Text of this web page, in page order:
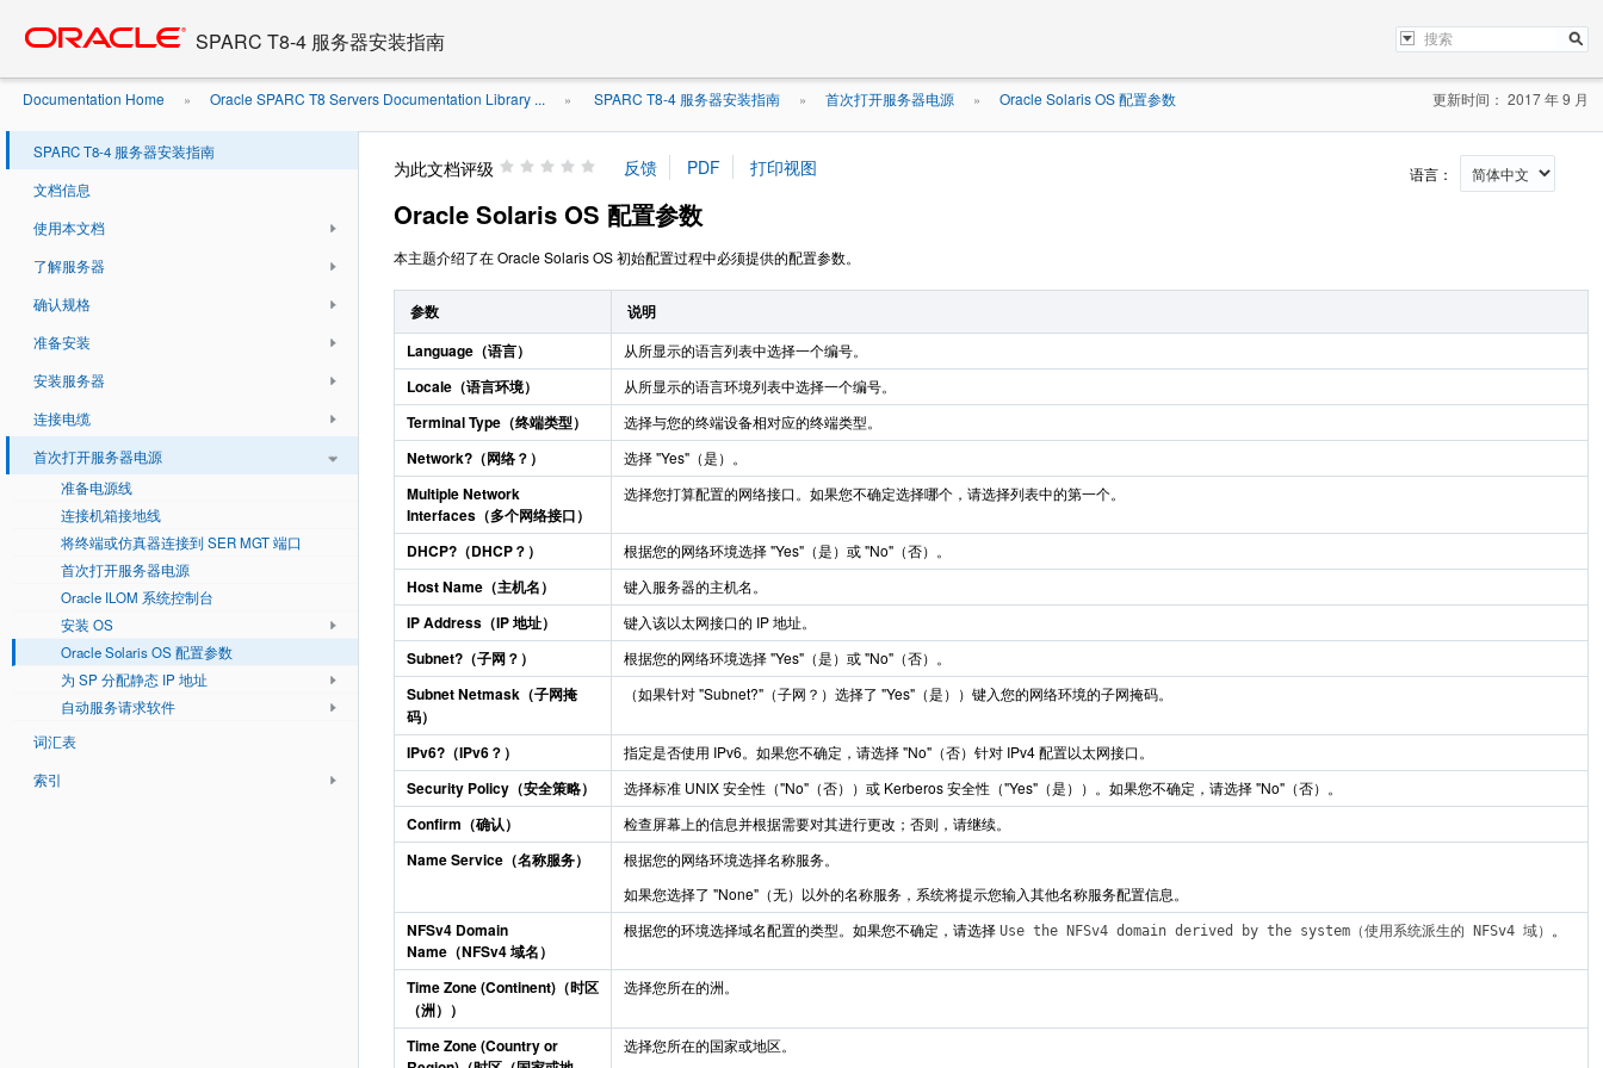
content
SPARC T8-4 服务器安装指南
Documentation Home » Oracle SPARC T8 Servers Documentation Library ... » SPARC T8-4 服务器安装指南 » 首次打开服务器电源 » Oracle Solaris OS 配置参数 更新时间： 2017 年 9 月
SPARC T8-4 服务器安装指南
文档信息
使用本文档
了解服务器
确认规格
准备安装
安装服务器
连接电缆
首次打开服务器电源
准备电源线
连接机箱接地线
将终端或仿真器连接到 SER MGT 端口
首次打开服务器电源
Oracle ILOM 系统控制台
安装 OS
Oracle Solaris OS 配置参数
为 SP 分配静态 IP 地址
自动服务请求软件
词汇表
索引
为此文档评级 语言：
Oracle Solaris OS 配置参数
本主题介绍了在 Oracle Solaris OS 初始配置过程中必须提供的配置参数。
参数
说明
Language（语言）
从所显示的语言列表中选择一个编号。
Locale（语言环境） 从所显示的语言环境列表中选择一个编号。
Terminal Type（终端类型） 选择与您的终端设备相对应的终端类型。
Network?（网络？） 选择 "Yes"（是）。
Multiple Network
Interfaces（多个网络接口）
选择您打算配置的网络接口。如果您不确定选择哪个，请选择列表中的第一个。
DHCP?（DHCP？） 根据您的网络环境选择 "Yes"（是）或 "No"（否）。
Host Name（主机名） 键入服务器的主机名。
IP Address（IP 地址） 键入该以太网接口的 IP 地址。
Subnet?（子网？） 根据您的网络环境选择 "Yes"（是）或 "No"（否）。
Subnet Netmask（子网掩
码）
（如果针对 "Subnet?"（子网？）选择了 "Yes"（是））键入您的网络环境的子网掩码。
IPv6?（IPv6？） 指定是否使用 IPv6。如果您不确定，请选择 "No"（否）针对 IPv4 配置以太网接口。
Security Policy（安全策略） 选择标准 UNIX 安全性（"No"（否））或 Kerberos 安全性（"Yes"（是））。如果您不确定，请选择 "No"（否）。
Confirm（确认） 检查屏幕上的信息并根据需要对其进行更改；否则，请继续。
Name Service（名称服务）
根据您的网络环境选择名称服务。
如果您选择了 "None"（无）以外的名称服务，系统将提示您输入其他名称服务配置信息。
NFSv4 Domain
Name（NFSv4 域名）
根据您的环境选择域名配置的类型。如果您不确定，请选择 Use the NFSv4 domain derived by the system（使用系统派生的 NFSv4 域） 。
Time Zone (Continent)（时区
（洲））
选择您所在的洲。
Time Zone (Country or
选择您所在的国家或地区。